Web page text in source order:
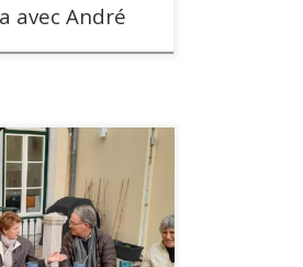
avec André